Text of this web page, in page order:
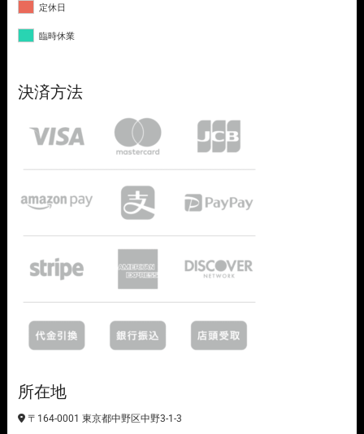
定休日
臨時休業
決済方法
所在地
〒164-0001 東京都中野区中野3-1-3